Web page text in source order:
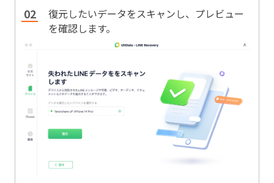
復元したいデータをスキャンし、プレビュー
を確認します。